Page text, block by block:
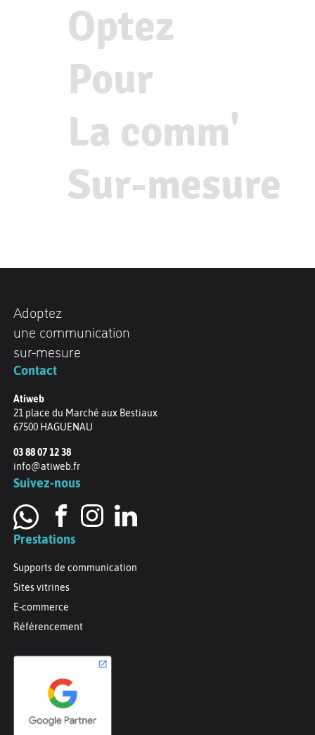
Optez
Pour
La comm'
Sur-mesure
Adoptez
une communication
sur-mesure
Contact
Atiweb
21 place du Marché aux Bestiaux
67500 HAGUENAU
03 88 07 12 38
info@atiweb.fr
Suivez-nous
Prestations
Supports de communication
Sites vitrines
E-commerce
Référencement